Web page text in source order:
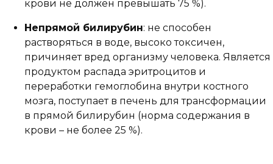
крови не должен превышать 75 %).
Непрямой билирубин: не способен
растворяться в воде, высоко токсичен,
причиняет вред организму человека. Является
продуктом распада эритроцитов и
переработки гемоглобина внутри костного
мозга, поступает в печень для трансформации
в прямой билирубин (норма содержания в
крови – не более 25 %).